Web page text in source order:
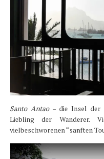
Santo Antao– die Insel der
Liebling der Wanderer.
vielbeschworenen “sanften